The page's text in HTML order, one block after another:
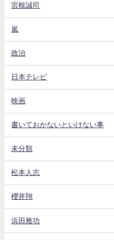
宮根誠司
嵐
政治
日本テレビ
映画
書いておかないといけない事
未分類
松本人志
櫻井翔
浜田雅功